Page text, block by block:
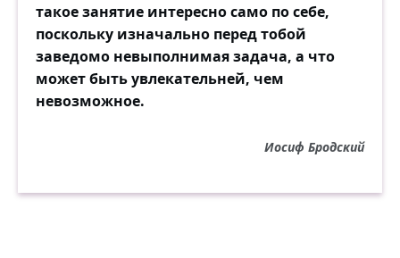
такое занятие интересно само по себе,
поскольку изначально перед тобой
заведомо невыполнимая задача, а что
может быть увлекательней, чем
невозможное.
Иосиф Бродский